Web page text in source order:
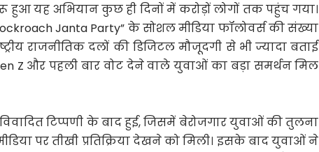
हुआ यह अभियान कुछ ही दिनों में करोड़ों लोगों तक पहुंच गया।
Janta Party” के सोशल मीडिया फॉलोवर्स की संख्या
राजनीतिक दलों की डिजिटल मौजूदगी से भी ज्यादा बताई
Z और पहली बार वोट देने वाले युवाओं का बड़ा समर्थन मिल
टिप्पणी के बाद हुई, जिसमें बेरोजगार युवाओं की तुलना
पर तीखी प्रतिक्रिया देखने को मिली। इसके बाद युवाओं ने